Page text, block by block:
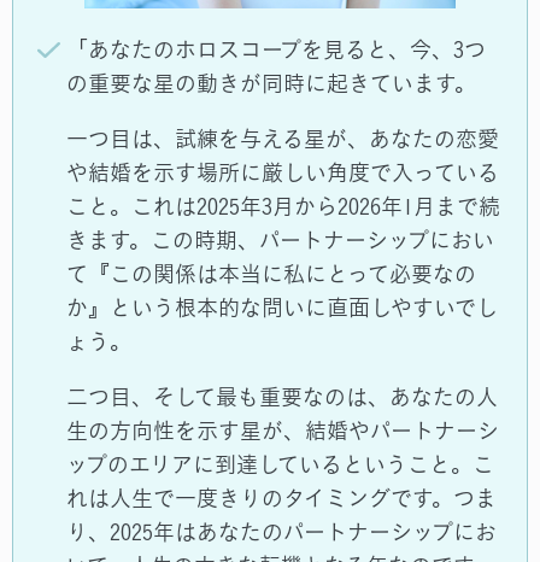
「あなたのホロスコープを見ると、今、3つ
の重要な星の動きが同時に起きています。
一つ目は、試練を与える星が、あなたの恋愛
や結婚を示す場所に厳しい角度で入っている
こと。これは2025年3月から2026年1月まで続
きます。この時期、パートナーシップにおい
て『この関係は本当に私にとって必要なの
か』という根本的な問いに直面しやすいでし
ょう。
二つ目、そして最も重要なのは、あなたの人
生の方向性を示す星が、結婚やパートナーシ
ップのエリアに到達しているということ。こ
れは人生で一度きりのタイミングです。つま
り、2025年はあなたのパートナーシップにお